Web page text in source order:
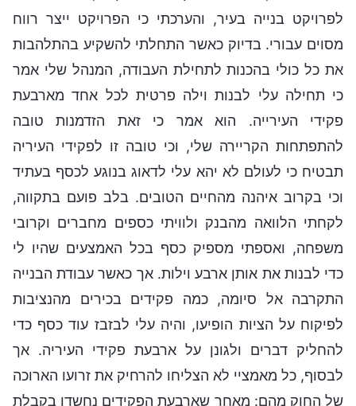
לפרויקט בנייה בעיר, והערכתי כי הפרויקט ייצר רווח
מסוים עבורי. בדיוק כאשר התחלתי להשקיע בהתלהבות
את כל כולי בהכנות לתחילת העבודה, המנהל שלי אמר
כי תחילה עלי לבנות וילה פרטית לכל אחד מארבעת
פקידי העירייה. הוא אמר כי זאת הזדמנות טובה
להתפתחות הקריירה שלי, וכי טובה זו לפקידי העיריה
תבטיח כי לעולם לא יהא עלי לדאוג בנוגע לכסף בעתיד
וכי בקרוב איהנה מהחיים הטובים. בלב פועם בתקווה,
לקחתי הלוואה מהבנק ולוויתי כספים מחברים וקרובי
משפחה, ואספתי מספיק כסף בכל האמצעים שהיו לי
כדי לבנות את אותן ארבע וילות. אך כאשר עבודת הבנייה
התקרבה אל סיומה, כמה פקידים בכירים מהנציבות
לפיקוח על הציות הופיעו, והיה עלי לבזבז עוד כסף כדי
להחליק דברים ולגונן על ארבעת פקידי העיריה. אך
לבסוף, כל מאמציי לא הצליחו להרחיק את זרועו הארוכה
של החוק מהם: מאחר שארבעת הפקידים נחשדו בקבלת